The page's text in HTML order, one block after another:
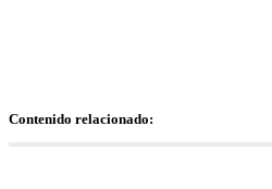
Contenido relacionado: